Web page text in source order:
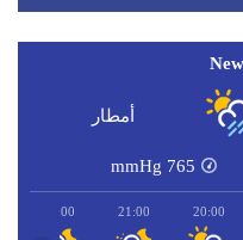
أمطار
765
mmHg
20:00
21:00
22:00